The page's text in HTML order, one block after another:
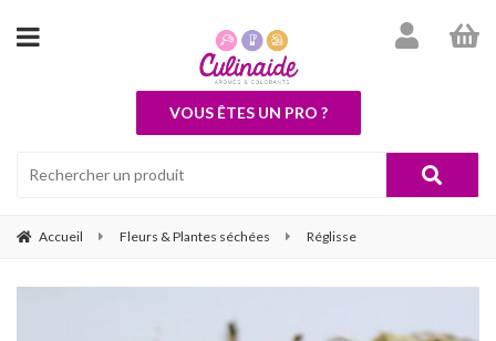
VOUS ÊTES UN PRO ?
Accueil Fleurs & Plantes séchées Réglisse